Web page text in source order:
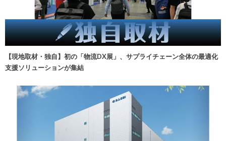
【現地取材・独自】初の「物流DX展」、サプライチェーン全体の最適化
支援ソリューションが集結